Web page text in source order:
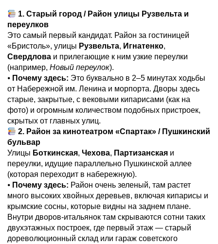
1. Старый город / Район улицы Рузвельта и
переулков
Это самый первый кандидат. Район за гостиницей
«Бристоль», улицы Рузвельта, Игнатенко,
Свердлова и прилегающие к ним узкие переулки
(например, Новый переулок).
⦁ Почему здесь: Это буквально в 2–5 минутах ходьбы
от Набережной им. Ленина и морпорта. Дворы здесь
старые, закрытые, с вековыми кипарисами (как на
фото) и огромным количеством подобных пристроек,
скрытых от главных улиц.
2. Район за кинотеатром «Спартак» / Пушкинский
бульвар
Улицы Боткинская, Чехова, Партизанская и
переулки, идущие параллельно Пушкинской аллее
(которая переходит в набережную).
⦁ Почему здесь: Район очень зеленый, там растет
много высоких хвойных деревьев, включая кипарисы и
крымские сосны, которые видны на заднем плане.
Внутри дворов-итальянок там скрываются сотни таких
двухэтажных построек, где первый этаж — старый
дореволюционный склад или гараж советского